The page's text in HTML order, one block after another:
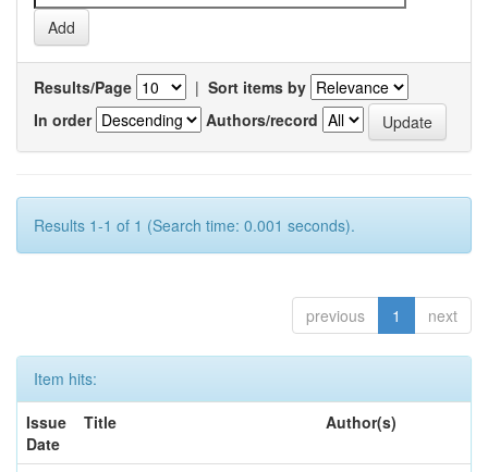
Results/Page | Sort items by
In order
Authors/record
Results 1-1 of 1 (Search time: 0.001 seconds).
previous 1 next
Item hits:
Issue
Date
Title Author(s)